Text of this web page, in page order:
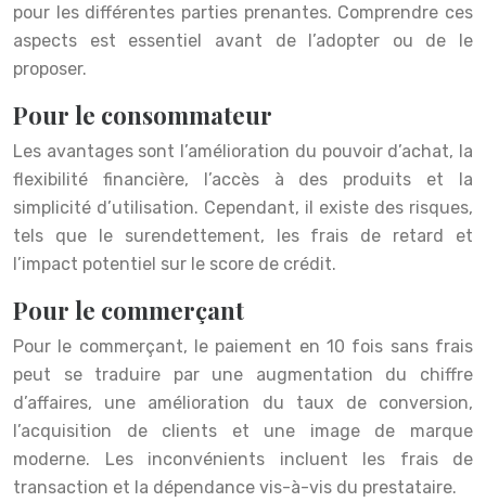
pour les différentes parties prenantes. Comprendre ces
aspects est essentiel avant de l’adopter ou de le
proposer.
Pour le consommateur
Les avantages sont l’amélioration du pouvoir d’achat, la
flexibilité financière, l’accès à des produits et la
simplicité d’utilisation. Cependant, il existe des risques,
tels que le surendettement, les frais de retard et
l’impact potentiel sur le score de crédit.
Pour le commerçant
Pour le commerçant, le paiement en 10 fois sans frais
peut se traduire par une augmentation du chiffre
d’affaires, une amélioration du taux de conversion,
l’acquisition de clients et une image de marque
moderne. Les inconvénients incluent les frais de
transaction et la dépendance vis-à-vis du prestataire.